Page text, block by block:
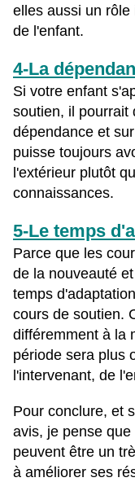
elles aussi un
de l'enfant.
4-La
Si votre enfant
soutien, il pourrait
dépendance et
puisse toujours
l'extérieur plutôt
connaissances.
5-Le temps
Parce que les
de la nouveauté
temps
cours de soutien.
différemment à la
période sera plus
l'intervenant, de
Pour conclure, et
avis, je pense
peuvent être un
à améliorer ses